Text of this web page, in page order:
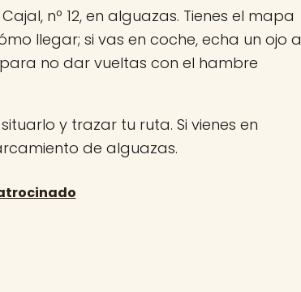
nº 12, en alguazas. Tienes el mapa
llegar; si vas en coche, echa un ojo a
no dar vueltas con el hambre
y trazar tu ruta. Si vienes en
de alguazas.